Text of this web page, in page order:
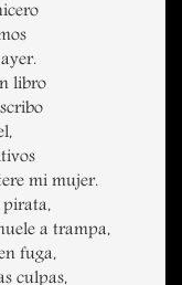
libro
mi mujer.
pirata,
a trampa,
fuga,
culpas,